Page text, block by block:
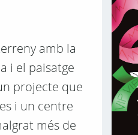
amb la
i el paisatge
projecte que
i un centre
més de